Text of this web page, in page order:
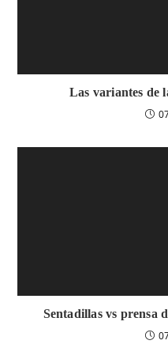
Las variantes de
Sentadillas vs prensa